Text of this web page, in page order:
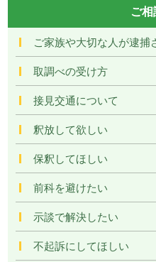
ご
ご家族や大切な人が逮捕
取調べの受け方
接見交通について
釈放して欲しい
保釈してほしい
前科を避けたい
示談で解決したい
不起訴にしてほしい